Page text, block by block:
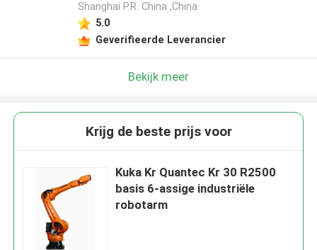
Shanghai P.R. China ,China
5.0
Geverifieerde Leverancier
Bekijk meer
Krijg de beste prijs voor
Kuka Kr Quantec Kr 30 R2500
basis 6-assige industriële
robotarm